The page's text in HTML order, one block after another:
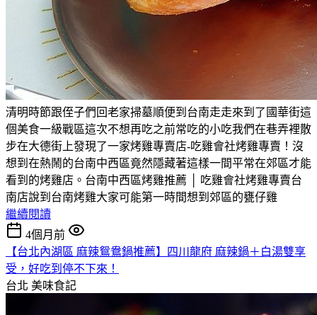
清明時節跟侄子們回老家掃墓順便到台南走走來到了國華街這
個美食一級戰區這次不想再吃之前常吃的小吃我們在巷弄裡散
步在大德街上發現了一家烤雞專賣店-吃雞會社烤雞專賣！沒
想到在熱鬧的台南中西區竟然隱藏著這樣一間平常在郊區才能
看到的烤雞店。台南中西區烤雞推薦 │ 吃雞會社烤雞專賣台
南店說到台南烤雞大家可能第一時間想到郊區的甕仔雞
繼續閱讀
4個月前
【台北內湖區 麻辣鴛鴦鍋推薦】四川龍府 麻辣鍋＋白湯雙享
受，好吃到停不下來！
台北 美味食記